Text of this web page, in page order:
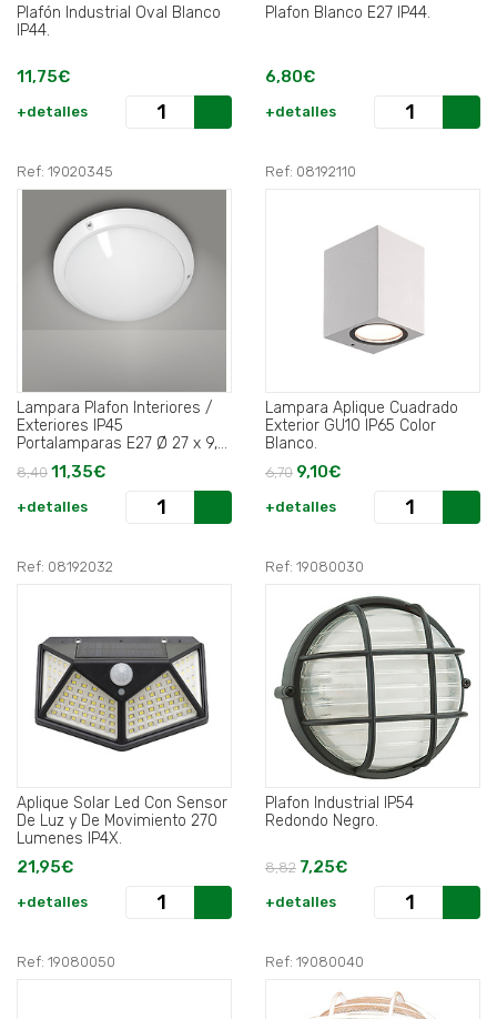
Plafón Industrial Oval Blanco
IP44.
11,75€
+detalles
Plafon Blanco E27 IP44.
6,80€
+detalles
Ref: 19020345
Lampara Plafon Interiores /
Exteriores IP45
Portalamparas E27 Ø 27 x 9,5
8,40 11,35€
+detalles
Ref: 08192110
Lampara Aplique Cuadrado
Exterior GU10 IP65 Color
Blanco.
6,70 9,10€
+detalles
Ref: 08192032
Aplique Solar Led Con Sensor
De Luz y De Movimiento 270
Lumenes IP4X.
21,95€
+detalles
Ref: 19080030
Plafon Industrial IP54
Redondo Negro.
8,82 7,25€
+detalles
Ref: 19080050 Ref: 19080040